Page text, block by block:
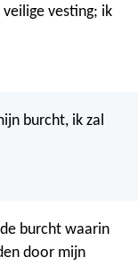
veilige vesting; ik
burcht, ik zal
burcht waarin
door mijn